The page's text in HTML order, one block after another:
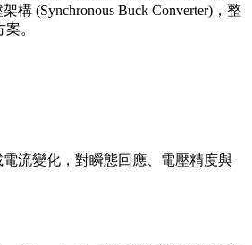
(Synchronous Buck Converter)，整
。
流變化，對瞬態回應、電壓精度與